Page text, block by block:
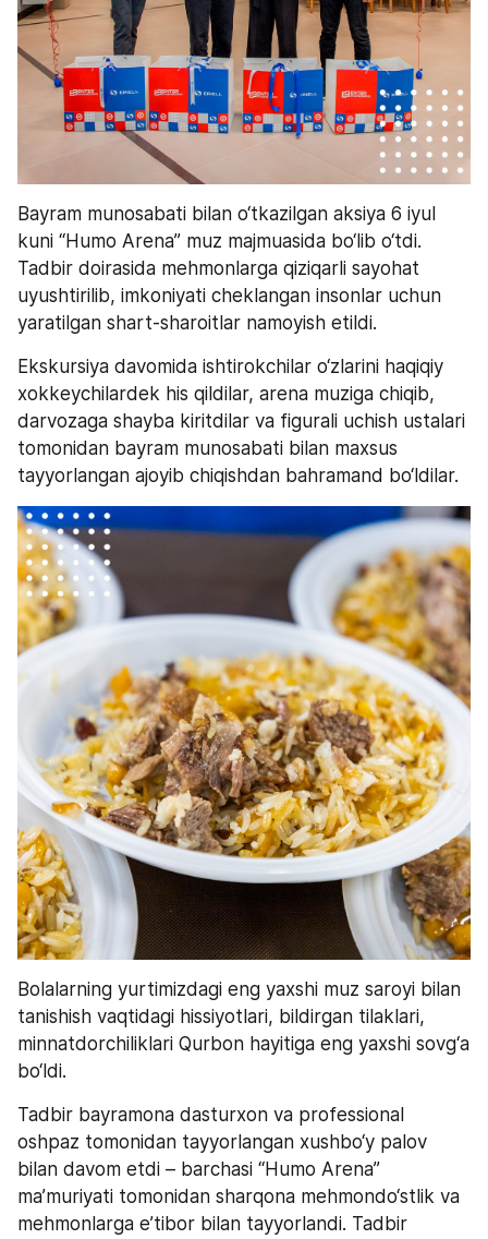
Bayram munosabati bilan o‘tkazilgan aksiya 6 iyul
kuni “Humo Arena” muz majmuasida bo‘lib o‘tdi.
Tadbir doirasida mehmonlarga qiziqarli sayohat
uyushtirilib, imkoniyati cheklangan insonlar uchun
yaratilgan shart-sharoitlar namoyish etildi.
Ekskursiya davomida ishtirokchilar o‘zlarini haqiqiy
xokkeychilardek his qildilar, arena muziga chiqib,
darvozaga shayba kiritdilar va figurali uchish ustalari
tomonidan bayram munosabati bilan maxsus
tayyorlangan ajoyib chiqishdan bahramand bo‘ldilar.
Bolalarning yurtimizdagi eng yaxshi muz saroyi bilan
tanishish vaqtidagi hissiyotlari, bildirgan tilaklari,
minnatdorchiliklari Qurbon hayitiga eng yaxshi sovg‘a
bo‘ldi.
Tadbir bayramona dasturxon va professional
oshpaz tomonidan tayyorlangan xushbo‘y palov
bilan davom etdi – barchasi “Humo Arena”
ma’muriyati tomonidan sharqona mehmondo‘stlik va
mehmonlarga e’tibor bilan tayyorlandi. Tadbir